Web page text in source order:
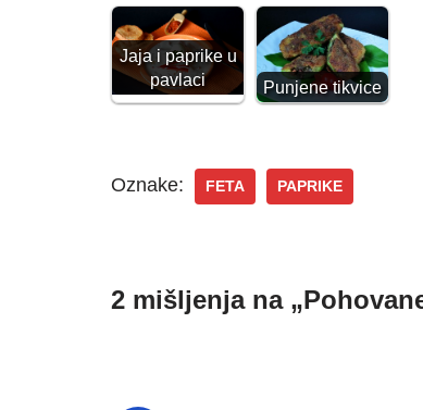
Jaja i paprike u
pavlaci
Punjene tikvice
Oznake: FETA PAPRIKE
2 mišljenja na